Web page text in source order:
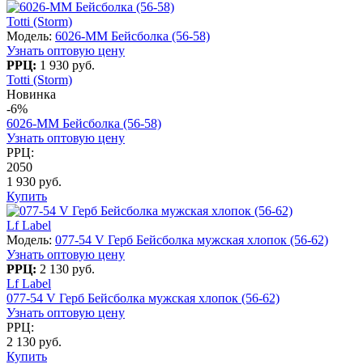
Totti (Storm)
Модель: 6026-MM Бейсболка (56-58)
Узнать оптовую цену
РРЦ: 1 930 руб.
Totti (Storm)
Новинка
-6%
6026-MM Бейсболка (56-58)
Узнать оптовую цену
РРЦ:
2050
1 930 руб.
Купить
Lf Label
Модель: 077-54 V Герб Бейсболка мужская хлопок (56-62)
Узнать оптовую цену
РРЦ: 2 130 руб.
Lf Label
077-54 V Герб Бейсболка мужская хлопок (56-62)
Узнать оптовую цену
РРЦ:
2 130 руб.
Купить